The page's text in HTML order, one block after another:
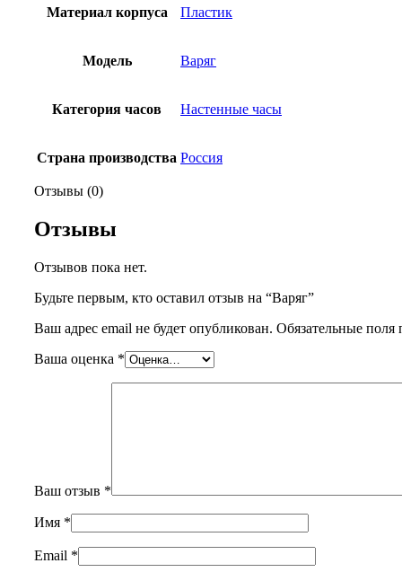
Материал корпуса Пластик
Модель Варяг
Категория часов Настенные часы
Страна производства Россия
Отзывы (0)
Отзывы
Отзывов пока нет.
Будьте первым, кто оставил отзыв на “Варяг”
Ваш адрес email не будет опубликован. Обязательные
Ваша оценка *
Ваш отзыв *
Имя *
Email *